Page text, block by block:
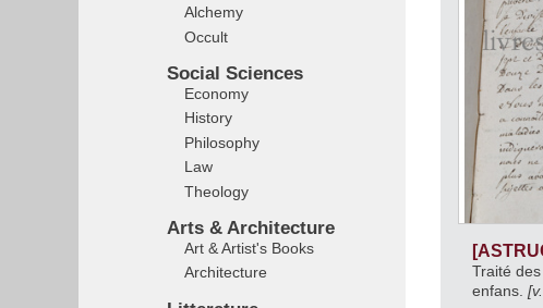
Alchemy
Occult
Social Sciences
Economy
History
Philosophy
Law
Theology
Arts & Architecture
Art & Artist's Books
Architecture
Traité
enfans.